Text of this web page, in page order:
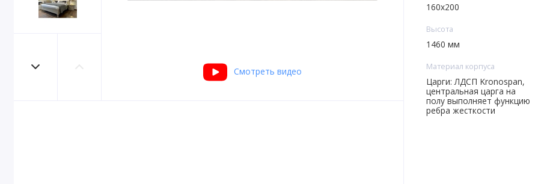
Смотреть видео
160х200
Высота
1460 мм
Материал корпуса
Царги: ЛДСП Kronospan,
центральная царга на
полу выполняет функцию
ребра жесткости